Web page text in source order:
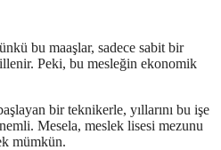
bu maaşlar, sadece sabit bir
Peki, bu mesleğin ekonomik
bir teknikerle, yıllarını bu işe
Mesela, meslek lisesi mezunu
mümkün.